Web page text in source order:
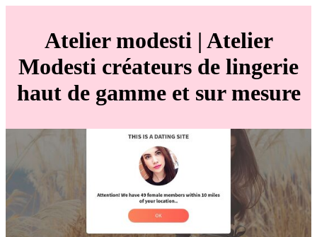
Atelier modesti | Atelier
Modesti créateurs de lingerie
haut de gamme et sur mesure